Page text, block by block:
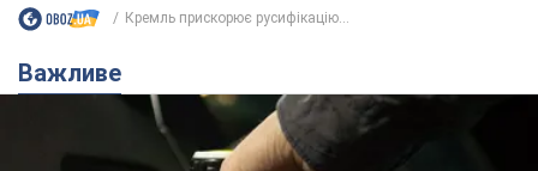
Кремль прискорює русифікацію...
Важливе